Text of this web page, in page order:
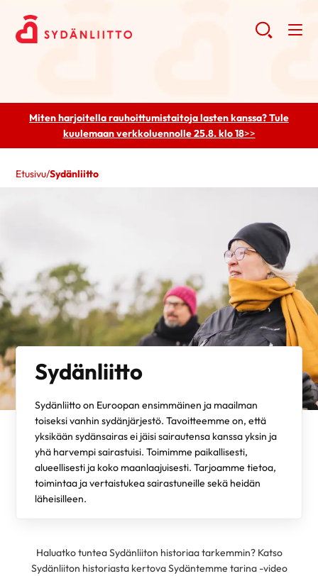
Miten harjoitella rauhoittumistaitoja lasten kanssa? Tule
kuulemaanverkkoluennolle 25.8. klo 18>>
Etusivu/Sydänliitto
Sydänliitto
Sydänliitto on Euroopan ensimmäinen ja maailman
toiseksi vanhin sydänjärjestö. Tavoitteemme on, että
yksikään sydänsairas ei jäisi sairautensa kanssa yksin ja
yhä harvempi sairastuisi. Toimimme paikallisesti,
alueellisesti ja koko maanlaajuisesti. Tarjoamme tietoa,
toimintaa ja vertaistukea sairastuneille sekä heidän
läheisilleen.
Haluatko tuntea Sydänliiton historiaa tarkemmin? Katso
Sydänliiton historiasta kertova Sydäntemme tarina -video